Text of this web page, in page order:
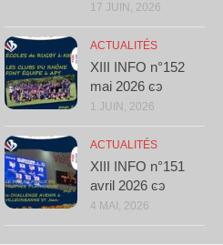
17 JUIN, 2026
ACTUALITÉS
XIII INFO n°152
mai 2026 ͼͽ
1 JUIN, 2026
ACTUALITÉS
XIII INFO n°151
avril 2026 ͼͽ
4 MAI, 2026